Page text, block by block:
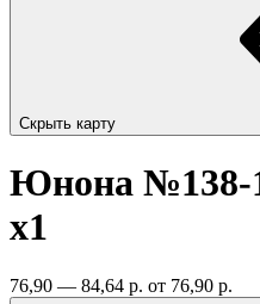
Скрыть карту
Юнона №138-
x1
76,90 — 84,64 р. от 76,90 р.